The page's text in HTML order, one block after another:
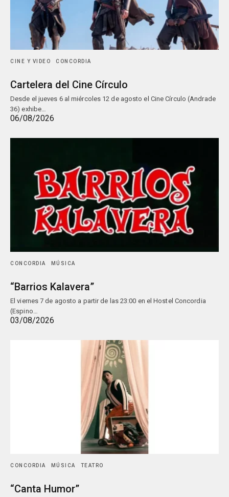
CINE Y VIDEO CONCORDIA
Cartelera del Cine Círculo
Desde el jueves 6 al miércoles 12 de agosto el Cine Círculo (Andrade
36) exhibe…
06/08/2026
CONCORDIA MÚSICA
“Barrios Kalavera”
El viernes 7 de agosto a partir de las 23:00 en el Hostel Concordia
(Espino…
03/08/2026
CONCORDIA MÚSICA TEATRO
“Canta Humor”